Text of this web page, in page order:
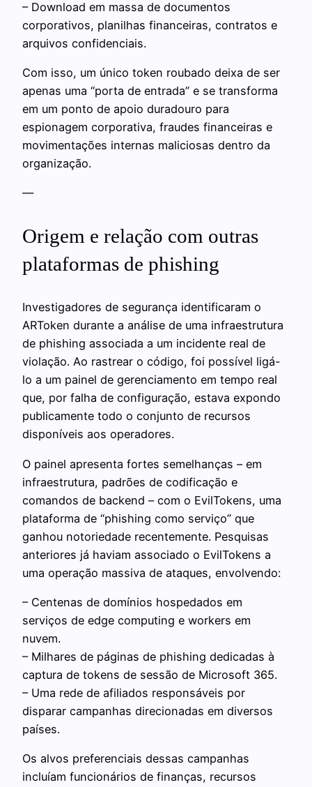
– Download em massa de documentos
corporativos, planilhas financeiras, contratos e
arquivos confidenciais.
Com isso, um único token roubado deixa de ser
apenas uma “porta de entrada” e se transforma
em um ponto de apoio duradouro para
espionagem corporativa, fraudes financeiras e
movimentações internas maliciosas dentro da
organização.
—
Origem e relação com outras
plataformas de phishing
Investigadores de segurança identificaram o
ARToken durante a análise de uma infraestrutura
de phishing associada a um incidente real de
violação. Ao rastrear o código, foi possível ligá-
lo a um painel de gerenciamento em tempo real
que, por falha de configuração, estava expondo
publicamente todo o conjunto de recursos
disponíveis aos operadores.
O painel apresenta fortes semelhanças – em
infraestrutura, padrões de codificação e
comandos de backend – com o EvilTokens, uma
plataforma de “phishing como serviço” que
ganhou notoriedade recentemente. Pesquisas
anteriores já haviam associado o EvilTokens a
uma operação massiva de ataques, envolvendo:
– Centenas de domínios hospedados em
serviços de edge computing e workers em
nuvem.
– Milhares de páginas de phishing dedicadas à
captura de tokens de sessão de Microsoft 365.
– Uma rede de afiliados responsáveis por
disparar campanhas direcionadas em diversos
países.
Os alvos preferenciais dessas campanhas
incluíam funcionários de finanças, recursos